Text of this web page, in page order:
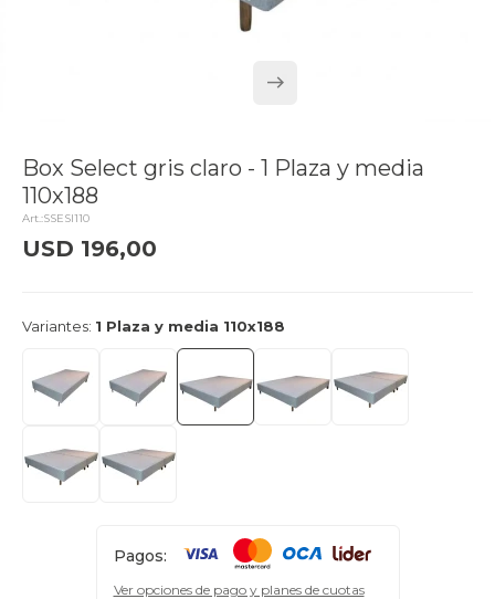
Box Select gris claro - 1 Plaza y media
110x188
SSESI110
USD 196,00
Variantes: 1 Plaza y media 110x188
Pagos:
Ver opciones de pago y planes de cuotas